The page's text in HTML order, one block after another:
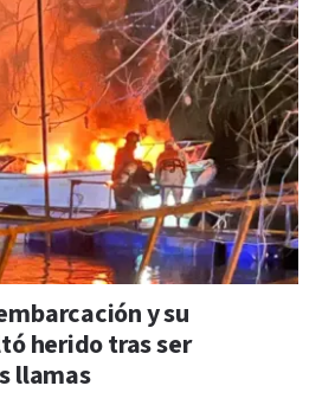
y su
herido tras ser
llamas